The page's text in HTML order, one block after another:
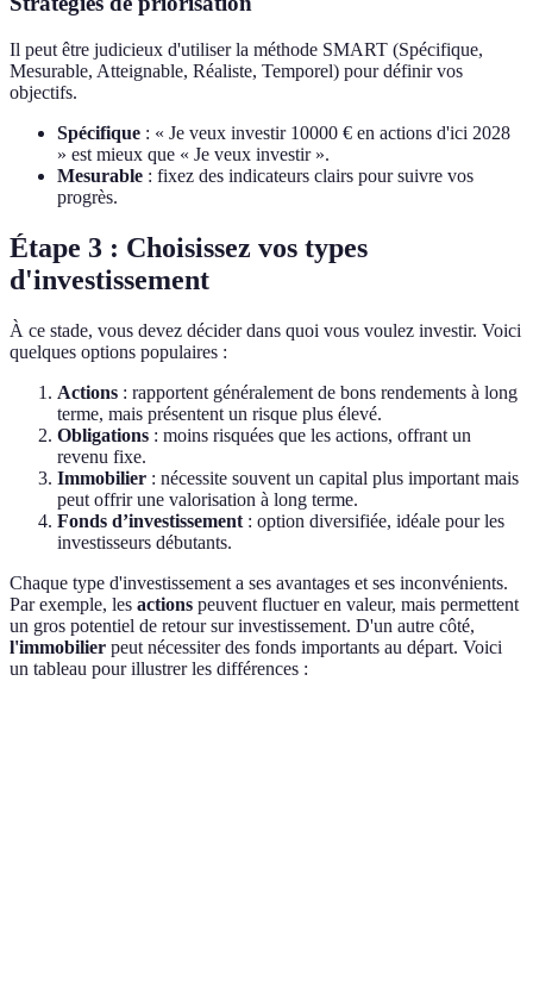
Il peut être judicieux d'utiliser la méthode SMART (Spécifique,
Mesurable, Atteignable, Réaliste, Temporel) pour définir vos
objectifs.
Spécifique : « Je veux investir 10000 € en actions d'ici 2028
» est mieux que « Je veux investir ».
Mesurable : fixez des indicateurs clairs pour suivre vos
progrès.
Étape 3 : Choisissez vos types
d'investissement
À ce stade, vous devez décider dans quoi vous voulez investir. Voici
quelques options populaires :
Actions : rapportent généralement de bons rendements à long
terme, mais présentent un risque plus élevé.
Obligations : moins risquées que les actions, offrant un
revenu fixe.
Immobilier : nécessite souvent un capital plus important mais
peut offrir une valorisation à long terme.
Fonds d’investissement : option diversifiée, idéale pour les
investisseurs débutants.
Chaque type d'investissement a ses avantages et ses inconvénients.
Par exemple, les actions peuvent fluctuer en valeur, mais permettent
un gros potentiel de retour sur investissement. D'un autre côté,
l'immobilier peut nécessiter des fonds importants au départ. Voici
un tableau pour illustrer les différences :